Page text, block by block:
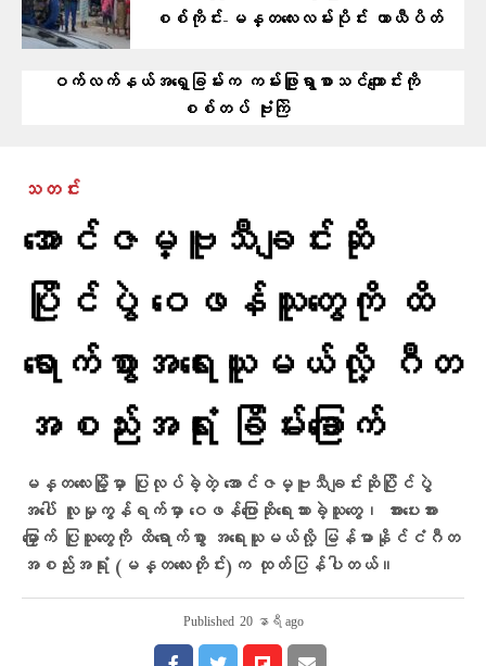
စစ်ကိုင်း-မန္တလေးလမ်းပိုင်း ယာယီပိတ်
ဝက်လက်နယ်အရှေ့ခြမ်းက ကမ်းဖြူရွာစာသင်ကျောင်းကို
စစ်တပ် ဗုံးကြဲ
သတင်း
အောင်ဇမ္ဗူသီချင်းဆို
ပြိုင်ပွဲ ဝေဖန်သူတွေကို ထိ
ရောက်စွာအရေးယူမယ်လို့ ဂီတ
အစည်းအရုံး ခြိမ်းခြောက်
မန္တလေးမြို့မှာ ပြုလုပ်ခဲ့တဲ့ အောင်ဇမ္ဗူသီချင်းဆိုပြိုင်ပွဲ
အပေါ် လူမှုကွန်ရက်မှာ ဝေဖန်ပြောဆိုရေးသားခဲ့သူတွေ၊ အားပေးအား
မြှောက် ပြုသူတွေကို ထိရောက်စွာ အရေးယူမယ်လို့ မြန်မာနိုင်ငံဂီတ
အစည်းအရုံး (မန္တလေးတိုင်း)က ထုတ်ပြန်ပါတယ်။
Published 20 နာရီ ago